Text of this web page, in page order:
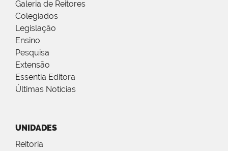
Galeria de Reitores
Colegiados
Legislação
Ensino
Pesquisa
Extensão
Essentia Editora
Últimas Notícias
UNIDADES
Reitoria